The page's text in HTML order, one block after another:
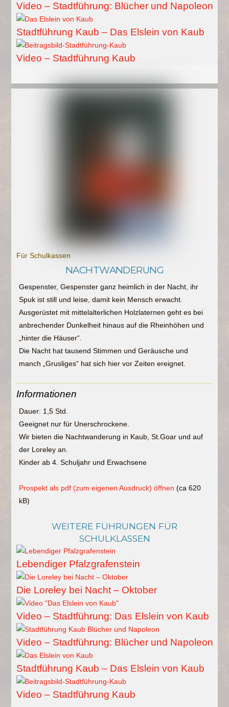
Video – Stadtführung: Blücher und Napoleon
Stadtführung Kaub – Das Elslein von Kaub
Video – Stadtführung Kaub
Für Schulkassen
NACHTWANDERUNG
Gespenster, Gespenster ganz heimlich in der Nacht, ihr
Spuk ist still und leise, damit kein Mensch erwacht.
Ausgerüstet mit mittelalterlichen Holzlaternen geht es bei
anbrechender Dunkelheit hinaus auf die Rheinhöhen und
„hinter die Häuser“.
Die Nacht hat tausend Stimmen und Geräusche und
manch „Grusliges“ hat sich hier vor Zeiten ereignet.
Informationen
Dauer: 1,5 Std.
Geeignet nur für Unerschrockene.
Wir bieten die Nachtwanderung in Kaub, St.Goar und auf
der Loreley an.
Kinder ab 4. Schuljahr und Erwachsene
Prospekt als pdf (zum eigenen Ausdruck) öffnen (ca 620
kB)
WEITERE FÜHRUNGEN FÜR
SCHULKLASSEN
Lebendiger Pfalzgrafenstein
Die Loreley bei Nacht – Oktober
Video – Stadtführung: Das Elslein von Kaub
Video – Stadtführung: Blücher und Napoleon
Stadtführung Kaub – Das Elslein von Kaub
Video – Stadtführung Kaub